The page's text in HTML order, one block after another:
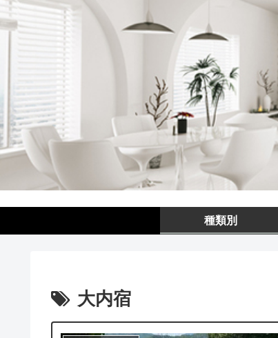
種類別
大内宿